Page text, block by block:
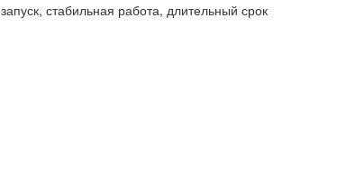
стабильная работа, длительный срок